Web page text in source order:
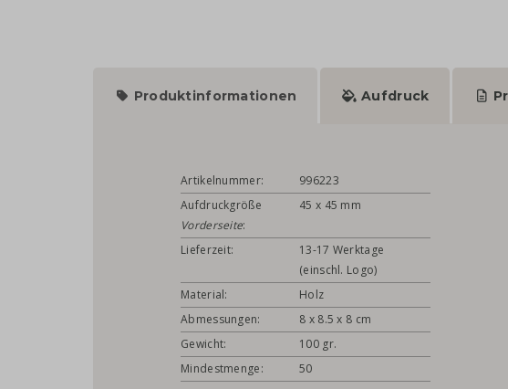
Produktinformationen Aufdruck
Artikelnummer:
996223
Aufdruckgröße
Vorderseite:
45 x 45 mm
Lieferzeit:
13-17 Werktage
(einschl. Logo)
Material:
Holz
Abmessungen:
8 x 8.5 x 8 cm
Gewicht:
100 gr.
Mindestmenge:
50